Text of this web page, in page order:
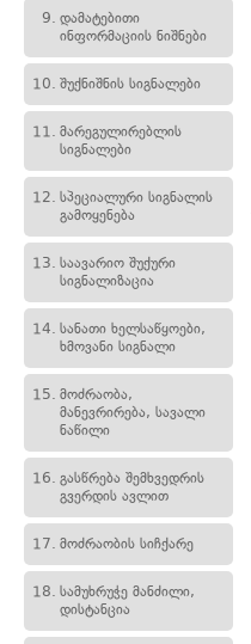
9. დამატებითი
ინფორმაციის ნიშნები
10. შუქნიშნის სიგნალები
11. მარეგულირებლის
სიგნალები
12. სპეციალური სიგნალის
გამოყენება
13. საავარიო შუქური
სიგნალიზაცია
14. სანათი ხელსაწყოები,
ხმოვანი სიგნალი
15. მოძრაობა,
მანევრირება, სავალი
ნაწილი
16. გასწრება შემხვედრის
გვერდის ავლით
17. მოძრაობის სიჩქარე
18. სამუხრუჭე მანძილი,
დისტანცია